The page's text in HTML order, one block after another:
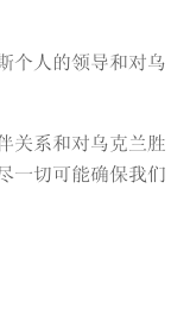
个人的领导和对乌
关系和对乌克兰胜
一切可能确保我们